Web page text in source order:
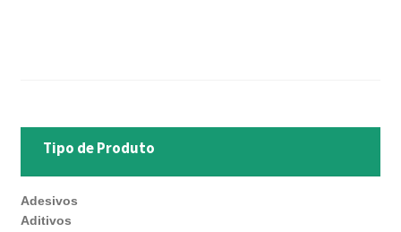
Tipo de Produto
Adesivos
Aditivos